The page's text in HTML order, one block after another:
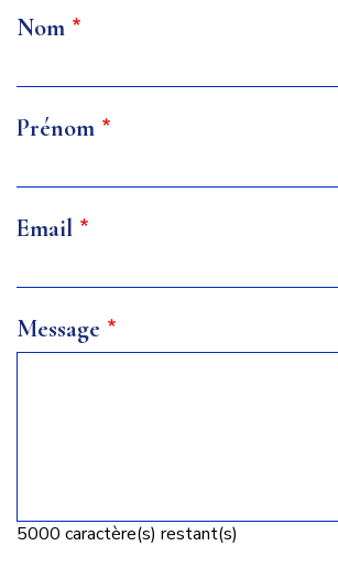
Nom
Prénom
Email
Message
5000 caractère(s) restant(s)